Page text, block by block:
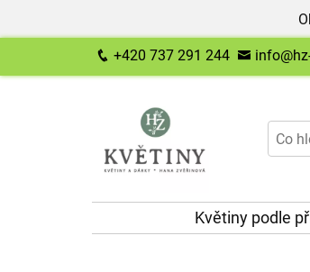
+420 737 291 244
Květiny podle